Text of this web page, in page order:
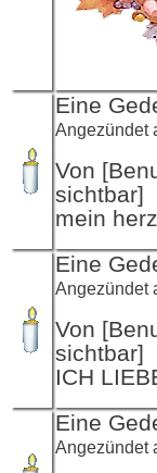
Eine
Angezündet
Von
sichtbar]
mein
Eine
Angezündet
Von
sichtbar]
ICH
Eine
Angezündet